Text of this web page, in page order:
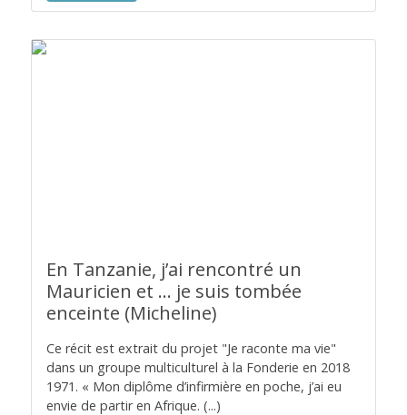
En Tanzanie, j’ai rencontré un
Mauricien et … je suis tombée
enceinte (Micheline)
Ce récit est extrait du projet "Je raconte ma vie"
dans un groupe multiculturel à la Fonderie en 2018
1971. « Mon diplôme d’infirmière en poche, j’ai eu
envie de partir en Afrique. (...)